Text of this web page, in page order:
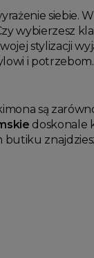
siebie.
wybierzesz
stylizacji
i potrzebom.
są
doskonale